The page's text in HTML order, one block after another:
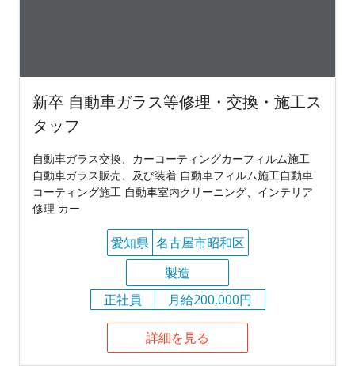
新卒 自動車ガラス等修理・交換・施工ス
タッフ
自動車ガラス交換、カーコーティングカーフィルム施工
自動車ガラス販売、及び装着 自動車フィルム施工自動車
コーティング施工 自動車室内クリーニング、インテリア
修理 カー
愛知県 名古屋市昭和区
製造
正社員
月給200,000円
詳細を見る